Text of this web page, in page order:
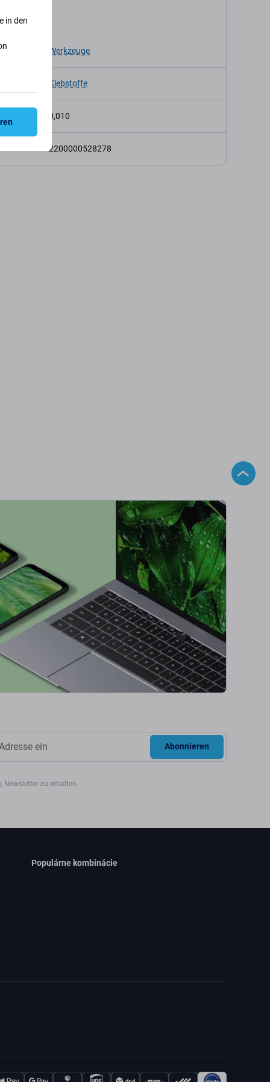
Werkzeuge
Klebstoffe
0,010
2200000528278
Abonnieren
Newsletter zu erhalten
Populárne kombinácie
in den